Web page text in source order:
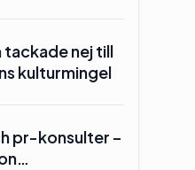
nej till
kulturmingel
pr-konsulter –